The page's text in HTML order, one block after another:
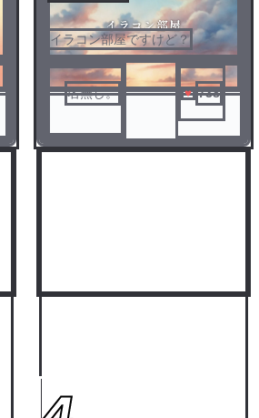
イラコン部屋ですけど？
名無し。 738